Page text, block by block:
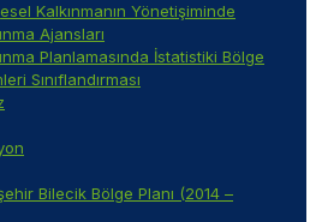
Kalkınmanın Yönetişiminde
Ajansları
Planlamasında İstatistiki Bölge
Sınıflandırması
Bilecik Bölge Planı (2014 –